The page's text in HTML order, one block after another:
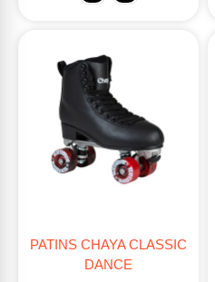
PATINS CHAYA CLASSIC
DANCE